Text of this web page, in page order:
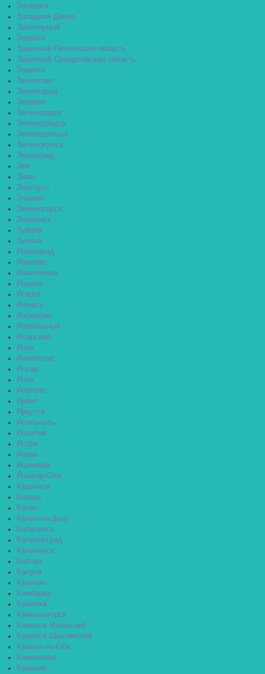
Заозёрск
Западная Двина
Заполярный
Зарайск
Заречный Пензенская область
Заречный Свердловская область
Заринск
Звенигово
Звенигород
Зверево
Зеленогорск
Зеленоградск
Зеленодольск
Зеленокумск
Зерноград
Зея
Зима
Златоуст
Злынка
Змеиногорск
Знаменск
Зубцов
Зуевка
Ивангород
Иваново
Ивантеевка
Ивдель
Игарка
Ижевск
Избербаш
Изобильный
Иланский
Инза
Иннополис
Инсар
Инта
Ипатово
Ирбит
Иркутск
Исилькуль
Искитим
Истра
Ишим
Ишимбай
Йошкар-Ола
Кадников
Казань
Калач
Калач-на-Дону
Калачинск
Калининград
Калининск
Калтан
Калуга
Калязин
Камбарка
Каменка
Каменногорск
Каменск-Уральский
Каменск-Шахтинский
Камень-на-Оби
Камешково
Камызяк